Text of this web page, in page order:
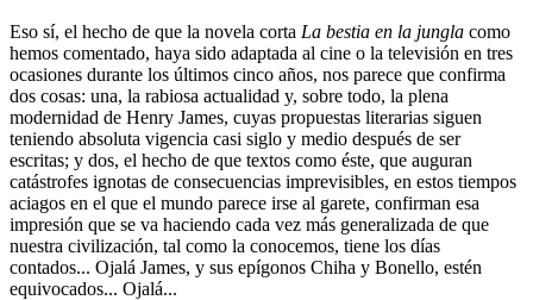
Eso sí, el hecho de que la novela corta La bestia en la jungla como
hemos comentado, haya sido adaptada al cine o la televisión en tres
ocasiones durante los últimos cinco años, nos parece que confirma
dos cosas: una, la rabiosa actualidad y, sobre todo, la plena
modernidad de Henry James, cuyas propuestas literarias siguen
teniendo absoluta vigencia casi siglo y medio después de ser
escritas; y dos, el hecho de que textos como éste, que auguran
catástrofes ignotas de consecuencias imprevisibles, en estos tiempos
aciagos en el que el mundo parece irse al garete, confirman esa
impresión que se va haciendo cada vez más generalizada de que
nuestra civilización, tal como la conocemos, tiene los días
contados... Ojalá James, y sus epígonos Chiha y Bonello, estén
equivocados... Ojalá...